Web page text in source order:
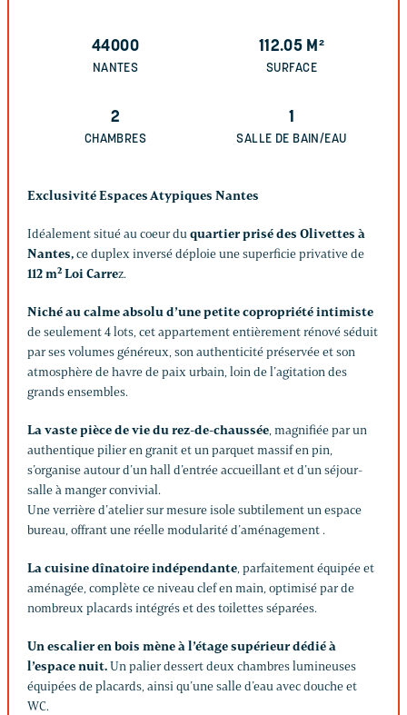
44000
NANTES
112.05 M²
SURFACE
2
CHAMBRES
1
SALLE DE BAIN/EAU
Exclusivité Espaces Atypiques Nantes
Idéalement situé au coeur duquartier prisé des Olivettes à
Nantes,ce duplex inversé déploie une superficie privative de
112 m² Loi Carrez.
Niché au calme absolu d’une petite copropriété intimiste
de seulement 4 lots, cet appartement entièrement rénové séduit
par ses volumes généreux, son authenticité préservée et son
atmosphère de havre de paix urbain, loin de l’agitation des
grands ensembles.
La vaste pièce de vie du rez-de-chaussée, magnifiée par un
authentique pilier en granit et un parquet massif en pin,
s’organise autour d’un hall d’entrée accueillant et d’un séjour-
salle à manger convivial.
Une verrière d’atelier sur mesure isole subtilement un espace
bureau, offrant une réelle modularité d’aménagement .
La cuisine dînatoire indépendante, parfaitement équipée et
aménagée, complète ce niveau clef en main, optimisé par de
nombreux placards intégrés et des toilettes séparées.
Un escalier en bois mène à l’étage supérieur dédié à
l’espace nuit.Un palier dessert deux chambres lumineuses
équipées de placards, ainsi qu’une salle d’eau avec douche et
WC.